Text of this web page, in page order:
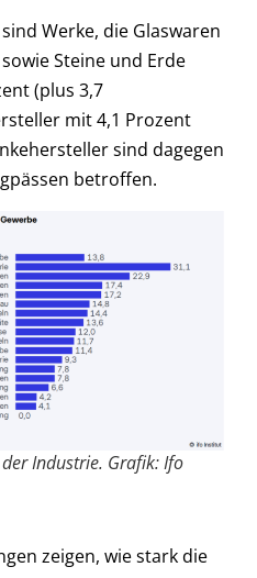
Werke, die Glaswaren
Steine und Erde
(plus 3,7
mit 4,1 Prozent
sind dagegen
betroffen.
Industrie. Grafik: Ifo
zeigen, wie stark die